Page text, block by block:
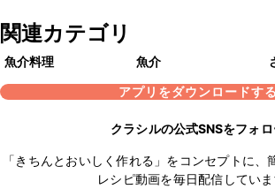
関連カテゴリ
魚介料理 魚介
アプリをダウンロードする
クラシルの公式SNSをフォ
「きちんとおいしく作れる」をコンセプトに、
レシピ動画を毎日配信していま